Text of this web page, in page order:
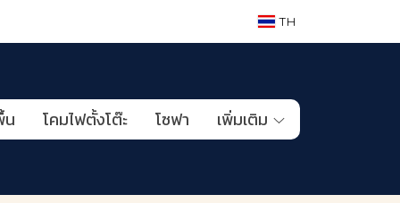
TH
น โคมไฟตั้งโต๊ะ โซฟา เพิ่มเติม